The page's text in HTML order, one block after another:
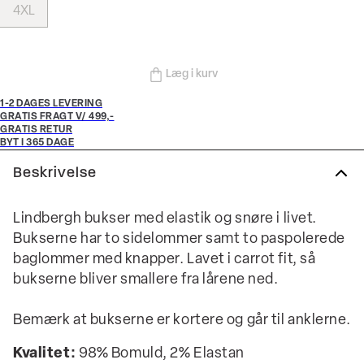
4XL
Læg i kurv
1-2 DAGES LEVERING
GRATIS FRAGT V/ 499,-
GRATIS RETUR
BYT I 365 DAGE
Beskrivelse
Lindbergh bukser med elastik og snøre i livet.
Bukserne har to sidelommer samt to paspolerede
baglommer med knapper. Lavet i carrot fit, så
bukserne bliver smallere fra lårene ned.
Bemærk at bukserne er kortere og går til anklerne.
Kvalitet: 98% Bomuld, 2% Elastan